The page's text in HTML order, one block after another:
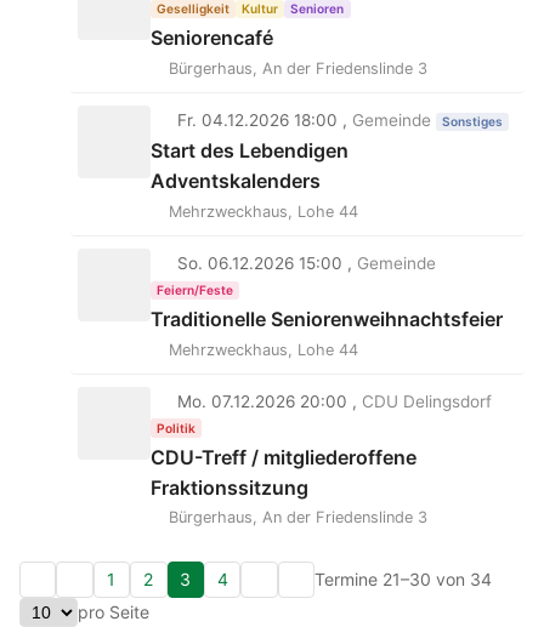
Geselligkeit Kultur Senioren
Seniorencafé
Bürgerhaus, An der Friedenslinde 3
Fr. 04.12.2026 18:00 , Gemeinde Sonstiges
Start des Lebendigen
Adventskalenders
Mehrzweckhaus, Lohe 44
So. 06.12.2026 15:00 , Gemeinde
Feiern/Feste
Traditionelle Seniorenweihnachtsfeier
Mehrzweckhaus, Lohe 44
Mo. 07.12.2026 20:00 , CDU Delingsdorf
Politik
CDU-Treff / mitgliederoffene
Fraktionssitzung
Bürgerhaus, An der Friedenslinde 3
1 2 3 4
Termine 21–30 von 34
pro Seite